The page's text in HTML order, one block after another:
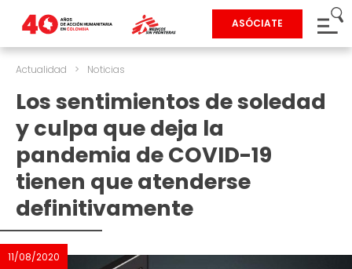
ASÓCIATE
Actualidad > Noticias
Los sentimientos de soledad
y culpa que deja la
pandemia de COVID-19
tienen que atenderse
definitivamente
11/08/2020